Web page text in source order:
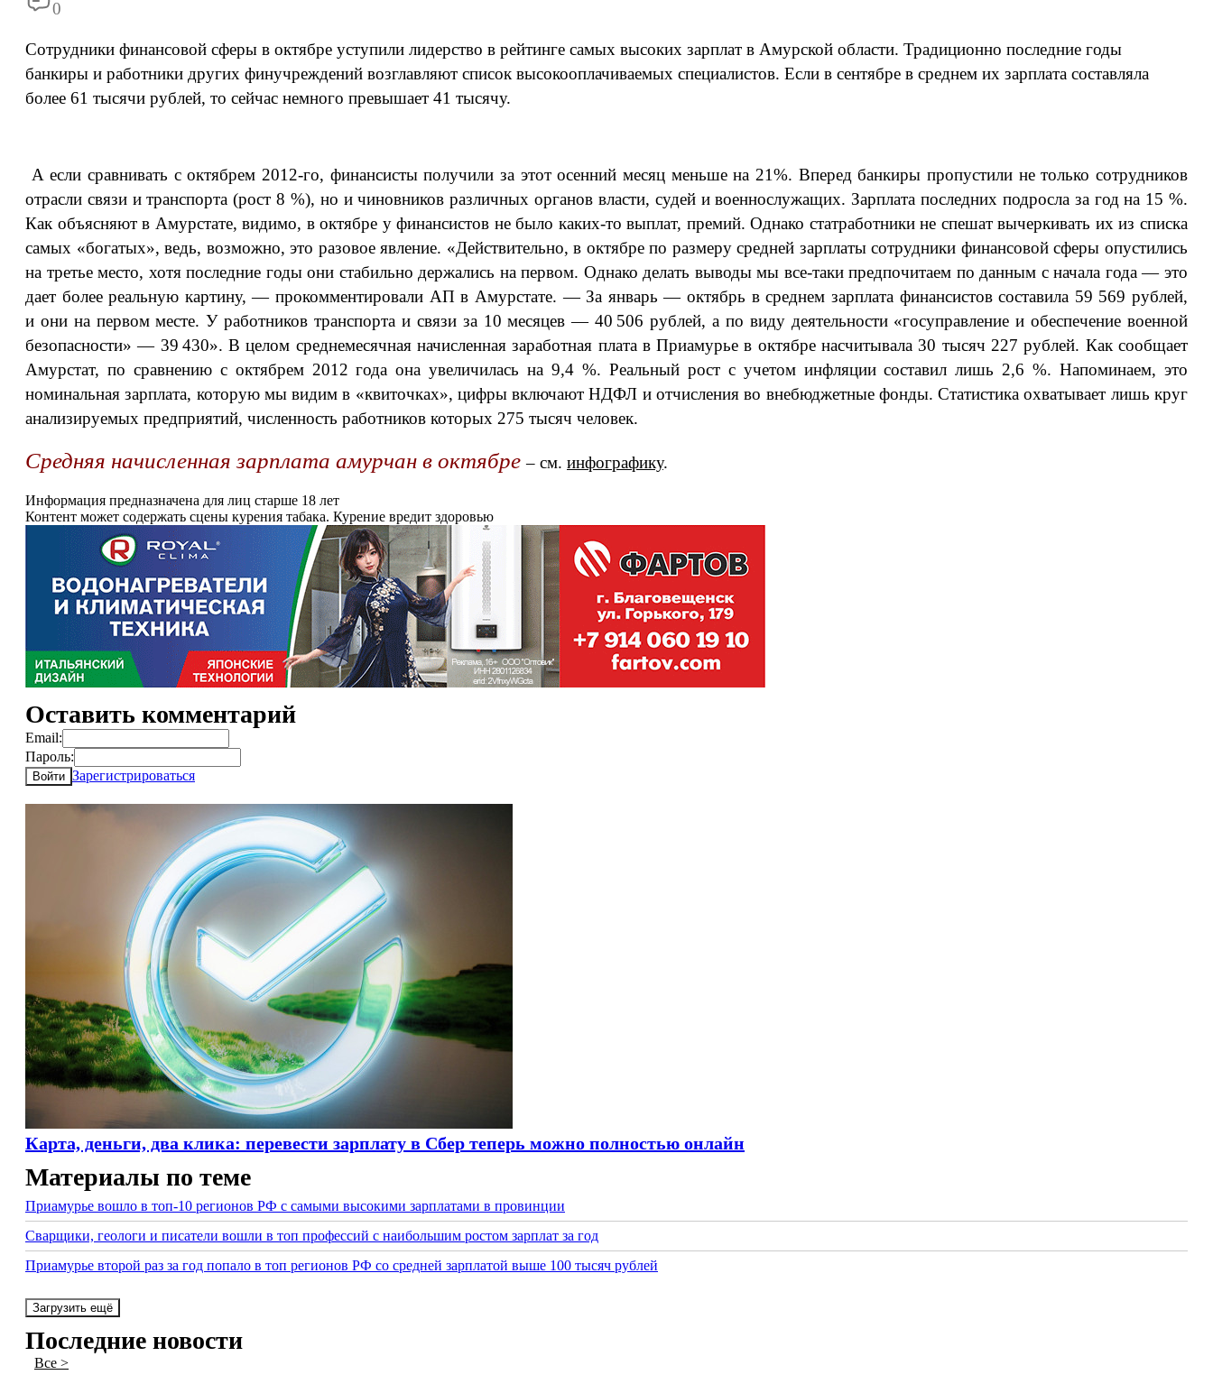
0
Сотрудники финансовой сферы в октябре уступили лидерство в рейтинге самых высоких зарплат в Амурской области. Традиционно последние годы
банкиры и работники других финучреждений возглавляют список высокооплачиваемых специалистов. Если в сентябре в среднем их зарплата составляла
более 61 тысячи рублей, то сейчас немного превышает 41 тысячу.
А если сравнивать с октябрем 2012‑го, финансисты получили за этот осенний месяц меньше на 21%. Вперед банкиры пропустили не только сотрудников
отрасли связи и транспорта (рост 8 %), но и чиновников различных органов власти, судей и военнослужащих. Зарплата последних подросла за год на 15 %.
Как объясняют в Амурстате, видимо, в октябре у финансистов не было каких‑то выплат, премий. Однако статработники не спешат вычеркивать их из списка
самых «богатых», ведь, возможно, это разовое явление. «Действительно, в октябре по размеру средней зарплаты сотрудники финансовой сферы опустились
на третье место, хотя последние годы они стабильно держались на первом. Однако делать выводы мы все‑таки предпочитаем по данным с начала года — это
дает более реальную картину, — прокомментировали АП в Амурстате. — За январь — октябрь в среднем зарплата финансистов составила 59 569 рублей,
и они на первом месте. У работников транспорта и связи за 10 месяцев — 40 506 рублей, а по виду деятельности «госуправление и обеспечение военной
безопасности» — 39 430». В целом среднемесячная начисленная заработная плата в Приамурье в октябре насчитывала 30 тысяч 227 рублей. Как сообщает
Амурстат, по сравнению с октябрем 2012 года она увеличилась на 9,4 %. Реальный рост с учетом инфляции составил лишь 2,6 %. Напоминаем, это
номинальная зарплата, которую мы видим в «квиточках», цифры включают НДФЛ и отчисления во внебюджетные фонды. Статистика охватывает лишь круг
анализируемых предприятий, численность работников которых 275 тысяч человек.
Средняя начисленная зарплата амурчан в октябре– см. инфографику.
Информация предназначена для лиц старше 18 лет
Контент может содержать сцены курения табака. Курение вредит здоровью
Оставить комментарий
Email:
Пароль:
Войти Зарегистрироваться
Карта, деньги, два клика: перевести зарплату в Сбер теперь можно полностью онлайн
Материалы по теме
Приамурье вошло в топ-10 регионов РФ с самыми высокими зарплатами в провинции
Сварщики, геологи и писатели вошли в топ профессий с наибольшим ростом зарплат за год
Приамурье второй раз за год попало в топ регионов РФ со средней зарплатой выше 100 тысяч рублей
Загрузить ещё
Последние новости
Все >